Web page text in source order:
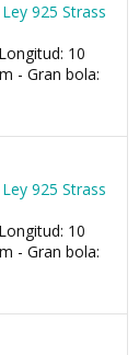
925 Strass
10
- Gran bola:
925 Strass
10
- Gran bola: